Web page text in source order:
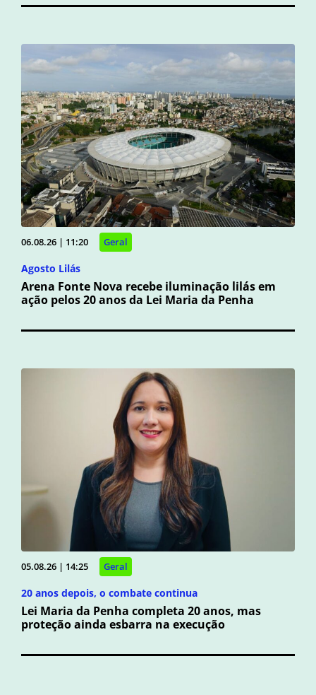
06.08.26 | 11:20 Geral
Agosto Lilás
Arena Fonte Nova recebe iluminação lilás em
ação pelos 20 anos da Lei Maria da Penha
05.08.26 | 14:25 Geral
20 anos depois, o combate continua
Lei Maria da Penha completa 20 anos, mas
proteção ainda esbarra na execução